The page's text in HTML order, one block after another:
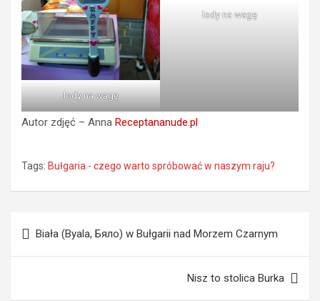
lody na wagę
lody na wagę
Autor zdjęć – Anna Receptananude.pl
Tags: Bułgaria - czego warto spróbować w naszym raju?
wpisu
Biała (Byala, Бяло) w Bułgarii nad Morzem Czarnym
Nisz to stolica Burka